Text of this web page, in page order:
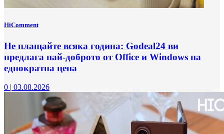
HiComment
Не плащайте всяка година: Godeal24 ви
предлага най-доброто от Office и Windows на
еднократна цена
0 | 03.08.2026